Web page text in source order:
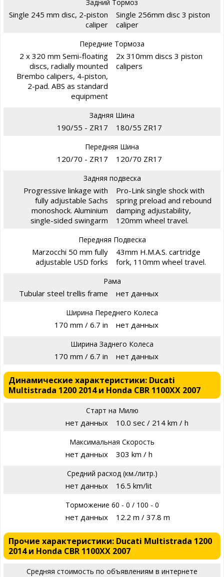
Задний Тормоз
Single 245 mm disc, 2-piston
caliper
Single 256mm disc 3 piston
caliper
Передние Тормоза
2 x 320 mm Semi-floating
discs, radially mounted
Brembo calipers, 4-piston,
2-pad. ABS as standard
equipment
2x 310mm discs 3 piston
calipers
Задняя Шина
190/55 - ZR17 180/55 ZR17
Передняя Шина
120/70 - ZR17 120/70 ZR17
Задняя подвеска
Progressive linkage with
fully adjustable Sachs
monoshock. Aluminium
single-sided swingarm
Pro-Link single shock with
spring preload and rebound
damping adjustability,
120mm wheel travel.
Передняя Подвеска
Marzocchi 50 mm fully
adjustable USD forks
43mm H.M.A.S. cartridge
fork, 110mm wheel travel.
Рама
Tubular steel trellis frame нет данных
Ширина Переднего Колеса
170 mm / 6.7 in нет данных
Ширина Заднего Колеса
170 mm / 6.7 in нет данных
Динамические характеристики: Ducati
Multistrada 1200 2014 и Honda CBR 1100XX 2007
Старт на Милю
нет данных 10.0 sec / 214 km / h
Максимальная Скорость
нет данных 303 km / h
Средний расход (км./литр.)
нет данных 16.5 km/lit
Торможение 60 - 0 / 100 - 0
нет данных 12.2 m / 37.8 m
Прочие характеристики: Ducati Multistrada 1200
2014 и Honda CBR 1100XX 2007
Средняя стоимость по объявлениям в интернете